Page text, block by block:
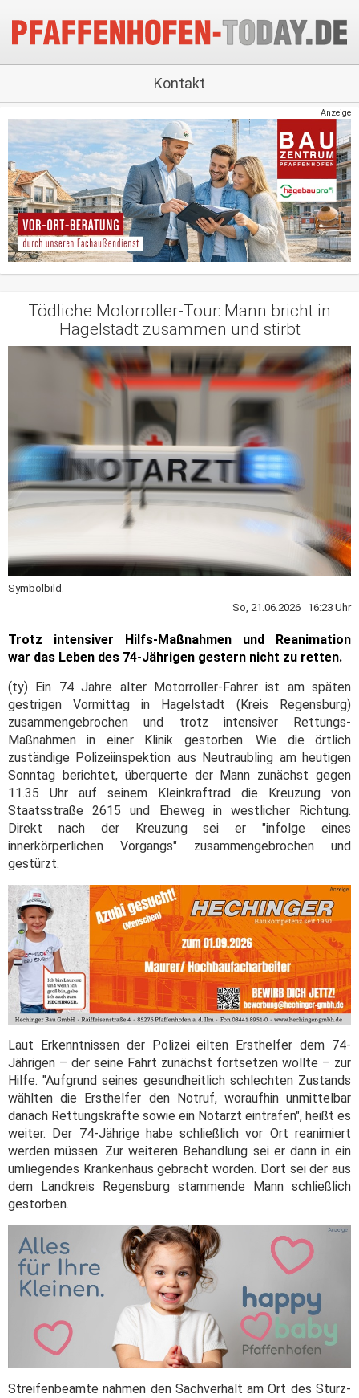
Kontakt
Anzeige
Tödliche Motorroller-Tour: Mann bricht in
Hagelstadt zusammen und stirbt
Symbolbild.
So, 21.06.2026 16:23 Uhr
Trotz intensiver Hilfs-Maßnahmen und Reanimation
war das Leben des 74-Jährigen gestern nicht zu retten.
(ty) Ein 74 Jahre alter Motorroller-Fahrer ist am späten
gestrigen Vormittag in Hagelstadt (Kreis Regensburg)
zusammengebrochen und trotz intensiver Rettungs-
Maßnahmen in einer Klinik gestorben. Wie die örtlich
zuständige Polizeiinspektion aus Neutraubling am heutigen
Sonntag berichtet, überquerte der Mann zunächst gegen
11.35 Uhr auf seinem Kleinkraftrad die Kreuzung von
Staatsstraße 2615 und Eheweg in westlicher Richtung.
Direkt nach der Kreuzung sei er "infolge eines
innerkörperlichen Vorgangs" zusammengebrochen und
gestürzt.
Laut Erkenntnissen der Polizei eilten Ersthelfer dem 74-
Jährigen – der seine Fahrt zunächst fortsetzen wollte – zur
Hilfe. "Aufgrund seines gesundheitlich schlechten Zustands
wählten die Ersthelfer den Notruf, woraufhin unmittelbar
danach Rettungskräfte sowie ein Notarzt eintrafen", heißt es
weiter. Der 74-Jährige habe schließlich vor Ort reanimiert
werden müssen. Zur weiteren Behandlung sei er dann in ein
umliegendes Krankenhaus gebracht worden. Dort sei der aus
dem Landkreis Regensburg stammende Mann schließlich
gestorben.
Streifenbeamte nahmen den Sachverhalt am Ort des Sturz-